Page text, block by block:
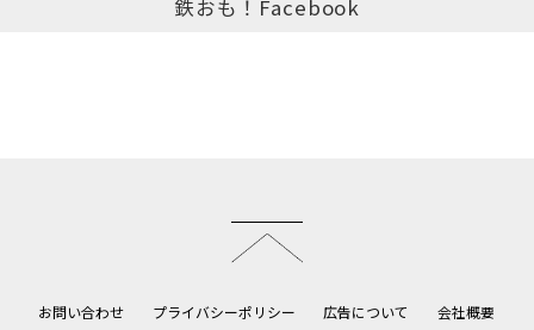
鉄おも！Facebook
お問い合わせ プライバシーポリシー 広告について 会社概要